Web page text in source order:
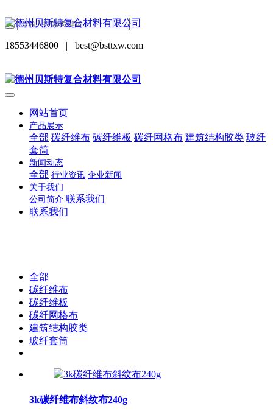
18553446800 | best@bsttxw.com
网站首页
产品展示
全部 碳纤维布 碳纤维板 碳纤网格布 建筑结构胶类 玻纤
套筒
新闻动态
全部 行业资讯 企业新闻
关于我们
公司简介 联系我们
联系我们
全部
碳纤维布
碳纤维板
碳纤网格布
建筑结构胶类
玻纤套筒
3k碳纤维布斜纹布240g